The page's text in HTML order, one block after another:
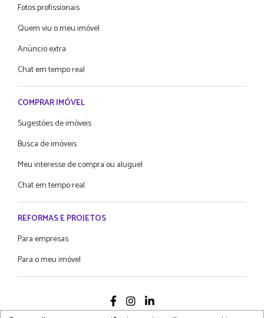
Fotos profissionais
Quem viu o meu imóvel
Anúncio extra
Chat em tempo real
COMPRAR IMÓVEL
Sugestões de imóveis
Busca de imóveis
Meu interesse de compra ou aluguel
Chat em tempo real
REFORMAS E PROJETOS
Para empresas
Para o meu imóvel